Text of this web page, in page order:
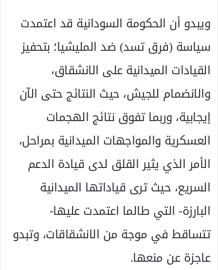
ويبدو أن الحكومة السودانية قد اعتمدت
سياسة (فرق تسد) ضد المليشيا؛ بتحفيز
القيادات الميدانية على الانشقاق،
والانضمام للجيش، حيث النتائج حتى الآن
إيجابية، وربما تفوق نتائج الهجمات
العسكرية والمواجهات الميدانية بمراحل،
الأمر الذي يثير القلق لدى قيادة الدعم
السريع، حيث ترى قياداتها الميدانية
البارزة- التي طالما اعتمدت عليها-
تتساقط في موجة من الانشقاقات، وتبدو
عاجزة عن منعها.